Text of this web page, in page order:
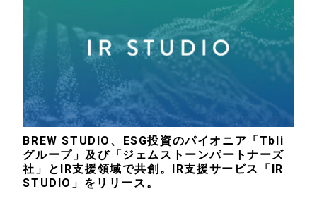
BREW STUDIO、ESG投資のパイオニア「Tbli
グループ」及び「ジェムストーンパートナーズ
社」とIR支援領域で共創。IR支援サービス「IR
STUDIO」をリリース。